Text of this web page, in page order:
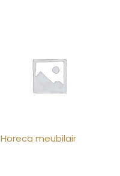
Horeca meubilair